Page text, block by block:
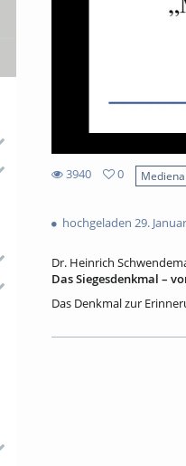
3940
views
0
hochgeladen 29.
Dr. Heinrich
Das Siegesdenkmal –
Das Denkmal zur
namenlose Soldaten auf
versah aber sein Werk